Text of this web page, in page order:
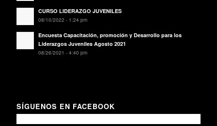
CURSO LIDERAZGO JUVENILES
08/10/2022 - 1:24 pm
Encuesta Capacitación, promoción y Desarrollo para los
Liderazgos Juveniles Agosto 2021
08/26/2021 - 4:40 pm
SÍGUENOS EN FACEBOOK